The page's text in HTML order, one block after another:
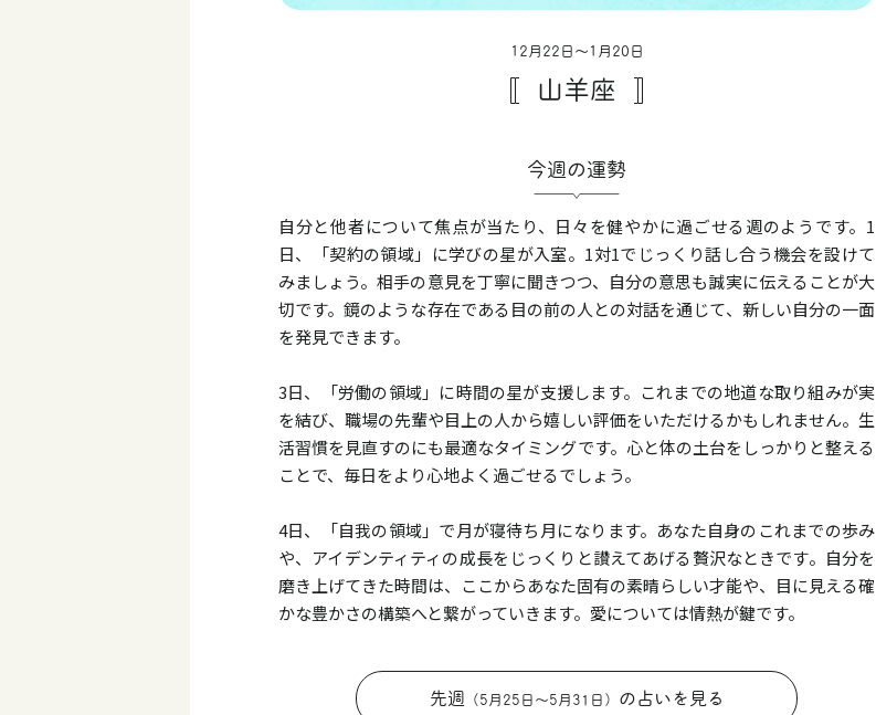
12月22日〜1月20日
山羊座
今週の運勢
自分と他者について焦点が当たり、日々を健やかに過ごせる週のようです。1
日、「契約の領域」に学びの星が入室。1対1でじっくり話し合う機会を設けて
みましょう。相手の意見を丁寧に聞きつつ、自分の意思も誠実に伝えることが大
切です。鏡のような存在である目の前の人との対話を通じて、新しい自分の一面
を発見できます。
3日、「労働の領域」に時間の星が支援します。これまでの地道な取り組みが実
を結び、職場の先輩や目上の人から嬉しい評価をいただけるかもしれません。生
活習慣を見直すのにも最適なタイミングです。心と体の土台をしっかりと整える
ことで、毎日をより心地よく過ごせるでしょう。
4日、「自我の領域」で月が寝待ち月になります。あなた自身のこれまでの歩み
や、アイデンティティの成長をじっくりと讃えてあげる贅沢なときです。自分を
磨き上げてきた時間は、ここからあなた固有の素晴らしい才能や、目に見える確
かな豊かさの構築へと繋がっていきます。愛については情熱が鍵です。
先週 （5月25日〜5月31日） の占いを見る